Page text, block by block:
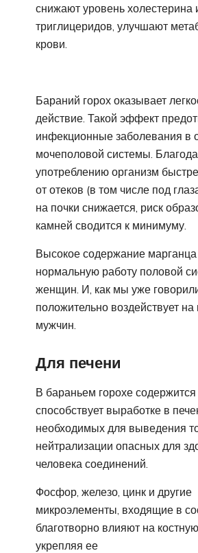
снижают уровень холестерина
триглицеридов, улучшают
крови.
Бараний горох оказывает
действие. Такой эффект
инфекционные заболевания в
мочеполовой системы.
употреблению организм
от отеков (в том числе под
на почки снижается, риск
камней сводится к минимуму.
Высокое содержание марганца
нормальную работу половой
женщин. И, как мы уже
положительно воздействует
мужчин.
Для печени
В бараньем горохе
способствует выработке в
необходимых для выведения
нейтрализации опасных для
человека соединений.
Фосфор, железо, цинк и другие
микроэлементы, входящие в
благотворно влияют на костную
укрепляя ее